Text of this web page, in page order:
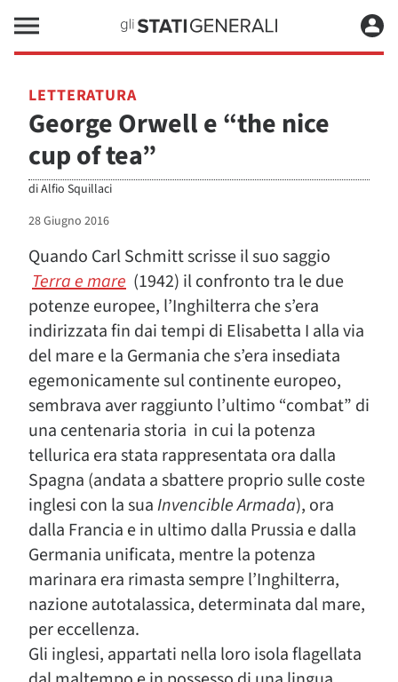
LETTERATURA
George Orwell e “the nice
cup of tea”
diAlfio Squillaci
28 Giugno 2016
Quando Carl Schmitt scrisse il suo saggio
Terra e mare (1942) il confronto tra le due
potenze europee, l’Inghilterra che s’era
indirizzata fin dai tempi di Elisabetta I alla via
del mare e la Germania che s’era insediata
egemonicamente sul continente europeo,
sembrava aver raggiunto l’ultimo “combat” di
una centenaria storia in cui la potenza
tellurica era stata rappresentata ora dalla
Spagna (andata a sbattere proprio sulle coste
inglesi con la suaInvencible Armada), ora
dalla Francia e in ultimo dalla Prussia e dalla
Germania unificata, mentre la potenza
marinara era rimasta sempre l’Inghilterra,
nazione autotalassica, determinata dal mare,
per eccellenza.
Gli inglesi, appartati nella loro isola flagellata